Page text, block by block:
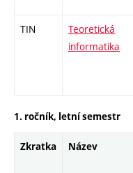
TIN
Teoretická
informatika
1. ročník, letní semestr
Zkratka Název